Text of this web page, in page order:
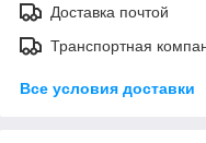
Доставка почтой
Транспортная
Все условия доставки